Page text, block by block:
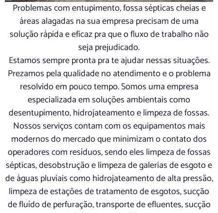
Problemas com entupimento, fossa sépticas cheias e
áreas alagadas na sua empresa precisam de uma
solução rápida e eficaz pra que o fluxo de trabalho não
seja prejudicado.
Estamos sempre pronta pra te ajudar nessas situações.
Prezamos pela qualidade no atendimento e o problema
resolvido em pouco tempo. Somos uma empresa
especializada em soluções ambientais como
desentupimento, hidrojateamento e limpeza de fossas.
Nossos serviços contam com os equipamentos mais
modernos do mercado que minimizam o contato dos
operadores com resíduos, sendo eles limpeza de fossas
sépticas, desobstrução e limpeza de galerias de esgoto e
de águas pluviais como hidrojateamento de alta pressão,
limpeza de estações de tratamento de esgotos, sucção
de fluído de perfuração, transporte de efluentes, sucção